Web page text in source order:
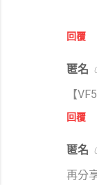
回覆
匿名
【
回覆
匿名
再分